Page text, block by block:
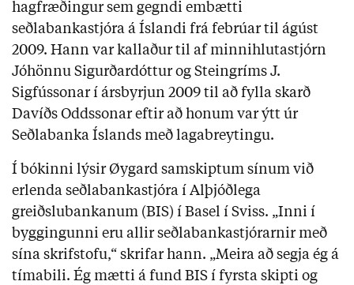
hagfræðingur sem gegndi embætti
seðlabankastjóra á Íslandi frá febrúar til ágúst
2009. Hann var kallaður til af minnihlutastjórn
Jóhönnu Sigurðardóttur og Steingríms J.
Sigfússonar í ársbyrjun 2009 til að fylla skarð
Davíðs Oddssonar eftir að honum var ýtt úr
Seðlabanka Íslands með lagabreytingu.
Í bókinni lýsir Øygard samskiptum sínum við
erlenda seðlabankastjóra í Alþjóðlega
greiðslubankanum (BIS) í Basel í Sviss. „Inni í
byggingunni eru allir seðlabankastjórarnir með
sína skrifstofu,“ skrifar hann. „Meira að segja ég á
tímabili. Ég mætti á fund BIS í fyrsta skipti og